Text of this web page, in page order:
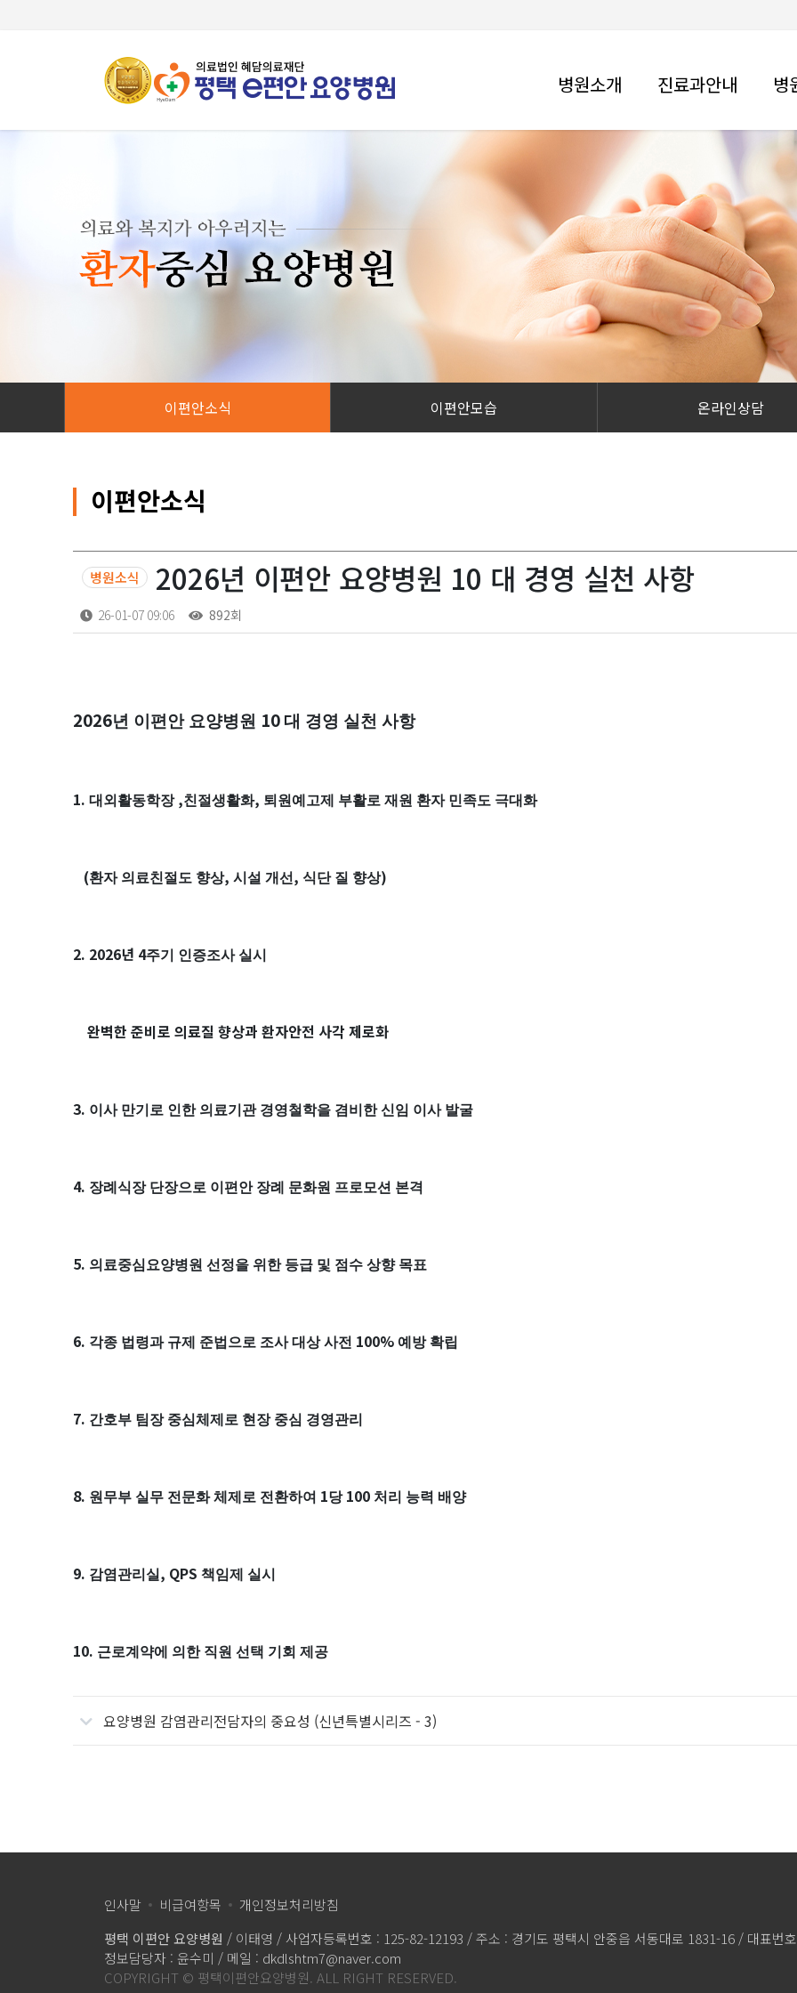
병원소개 진료과안내 병
이편안소식 이편안모습 온라인상담
이편안소식
병원소식 2026년 이편안 요양병원 10 대 경영 실천 사항
26-01-07 09:06 892회
2026년 이편안 요양병원 10 대 경영 실천 사항
1. 대외활동학장 ,친절생활화, 퇴원예고제 부활로 재원 환자 민족도 극대화
(환자 의료친절도 향상, 시설 개선 , 식단 질 향상)
2. 2026년 4주기 인증조사 실시
완벽한 준비로 의료질 향상과 환자안전 사각 제로화
3. 이사 만기로 인한 의료기관 경영철학을 겸비한 신임 이사 발굴
4. 장례식장 단장으로 이편안 장례 문화원 프로모션 본격
5. 의료중심요양병원 선정을 위한 등급 및 점수 상향 목표
6. 각종 법령과 규제 준법으로 조사 대상 사전 100% 예방 확립
7. 간호부 팀장 중심체제로 현장 중심 경영관리
8. 원무부 실무 전문화 체제로 전환하여 1당 100 처리 능력 배양
9. 감염관리실 , QPS 책임제 실시
10. 근로계약에 의한 직원 선택 기회 제공
요양병원 감염관리전담자의 중요성 (신년특별시리즈 - 3)
인사말 비급여항목
개인정보처리방침
평택 이편안 요양병원 / 이태영 / 사업자등록번호 : 125-82-12193 / 주소 : 경기도 평택시 안중읍 서동대로 1831-16 / 대표번
정보담당자 : 윤수미 / 메일 : dkdlshtm7@naver.com
COPYRIGHT © 평택이편안요양병원. ALL RIGHT RESERVED.